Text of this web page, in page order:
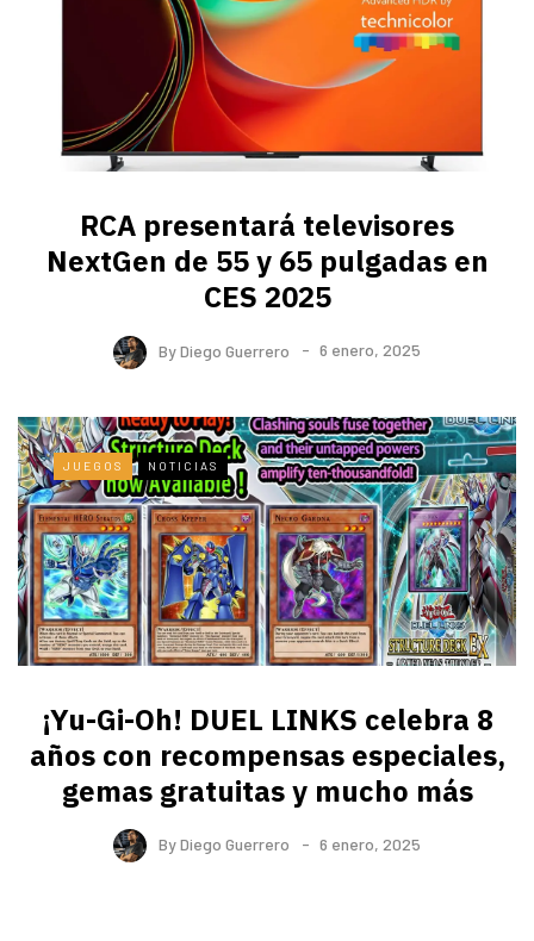
RCA presentará televisores
NextGen de 55 y 65 pulgadas en
CES 2025
ByDiego Guerrero 6 enero, 2025
JUEGOS NOTICIAS
¡Yu-Gi-Oh! DUEL LINKS celebra 8
años con recompensas especiales,
gemas gratuitas y mucho más
ByDiego Guerrero 6 enero, 2025